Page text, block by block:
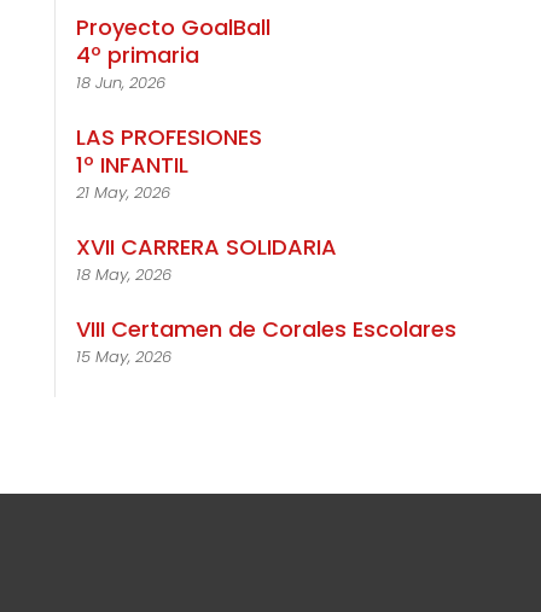
Proyecto GoalBall
4º primaria
18 Jun, 2026
LAS PROFESIONES
1º INFANTIL
21 May, 2026
XVII CARRERA SOLIDARIA
18 May, 2026
VIII Certamen de Corales Escolares
15 May, 2026